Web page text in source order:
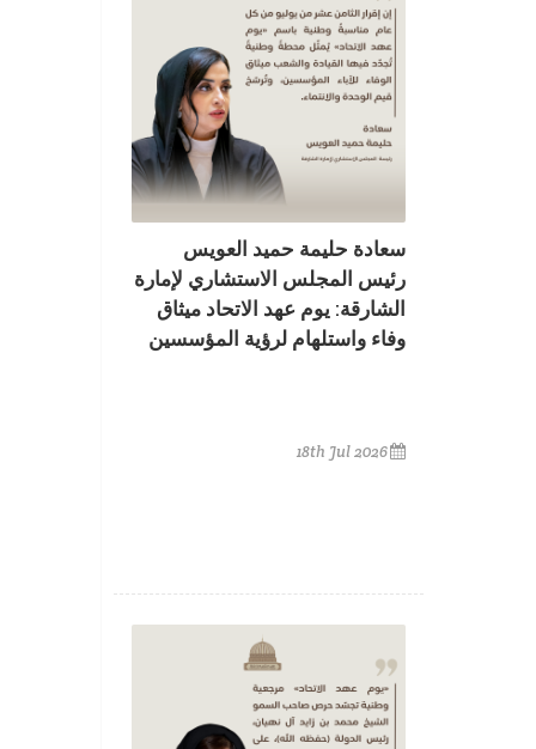
سعادة حليمة حميد العويس
رئيس المجلس الاستشاري لإمارة
الشارقة: يوم عهد الاتحاد ميثاق
وفاء واستلهام لرؤية المؤسسين
18th Jul 2026